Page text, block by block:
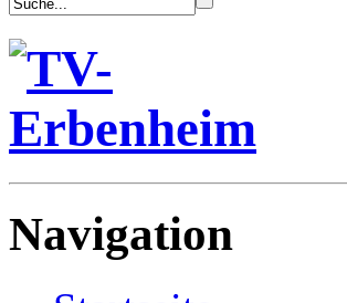
Navigation